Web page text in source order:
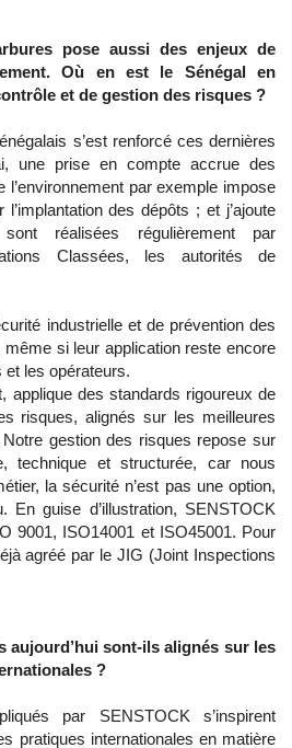
pose aussi des enjeux de
Où en est le Sénégal en
et de gestion des risques ?
s’est renforcé ces dernières
une prise en compte accrue des
l’environnement par exemple impose
des dépôts ; et j’ajoute
réalisées régulièrement par
Classées, les autorités de
industrielle et de prévention des
si leur application reste encore
et les opérateurs.
applique des standards rigoureux de
risques, alignés sur les meilleures
Notre gestion des risques repose sur
technique et structurée, car nous
la sécurité n’est pas une option,
En guise d’illustration, SENSTOCK
9001, ISO14001 et ISO45001. Pour
agréé par le JIG (Joint Inspections
aujourd’hui sont-ils alignés sur les
?
par SENSTOCK s’inspirent
pratiques internationales en matière